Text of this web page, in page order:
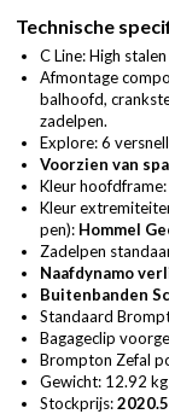
Technische
C Line: High
Afmontage
balhoofd,
zadelpen.
Explore: 6
Voorzien van
Kleur hoofdframe:
Kleur
pen): Hommel
Zadelpen
Naafdynamo
Buitenbanden
Standaard
Bagageclip
Brompton Zefal
Gewicht: 12.92 kg
Stockprijs: